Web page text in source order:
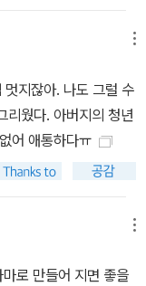
세 남훈 씨
가족이 모르고 있던
할 수 있을까? 지금
들고 있지만, 한편으
견하는 기회가 되기도
지금 우리 모두가 함
널의 한가운데에서
지잖아. 나도 그럴 수
리웠다. 아버지의 청년
어 애통하다ㅠ
로 만들어 지면 좋을